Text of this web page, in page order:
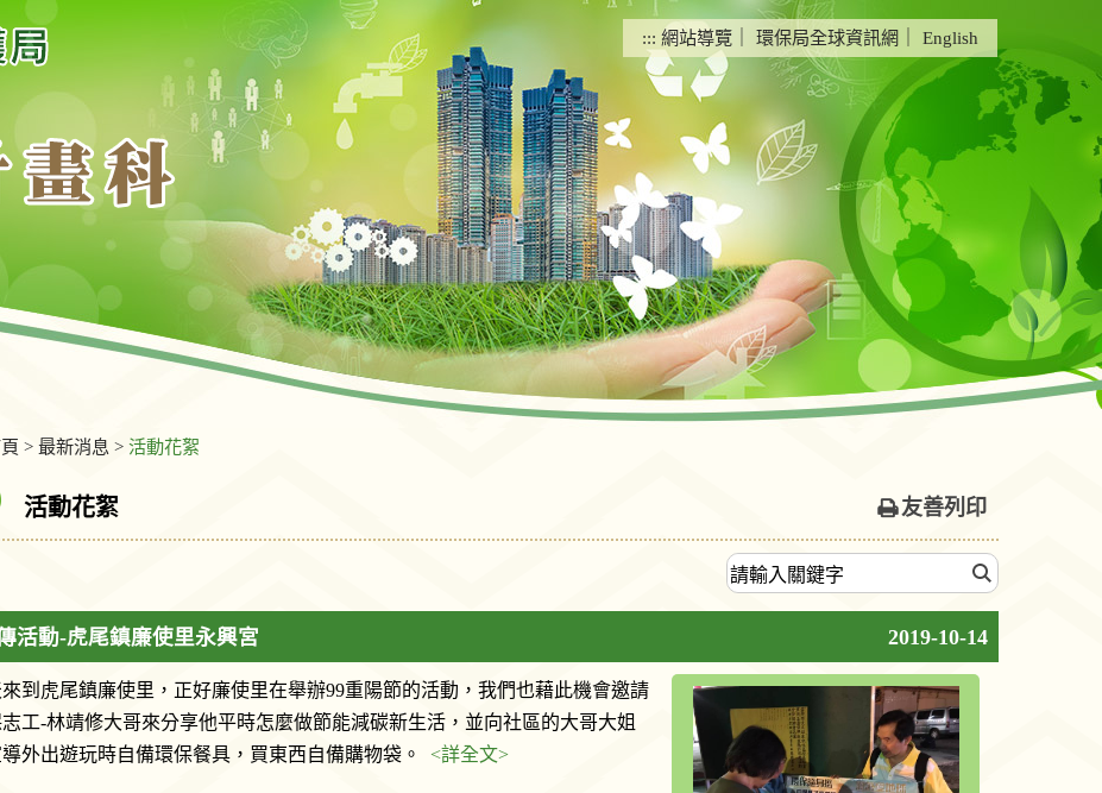
::: 網站導覽 環保局全球資訊網 English
> 最新消息 > 活動花絮
活動花絮 友善列印
活動-虎尾鎮廉使里永興宮 2019-10-14
到虎尾鎮廉使里，正好廉使里在舉辦99重陽節的活動，我們也藉此機會邀請
工-林靖修大哥來分享他平時怎麼做節能減碳新生活，並向社區的大哥大姐
外出遊玩時自備環保餐具，買東西自備購物袋。 <詳全文>